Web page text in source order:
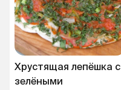
Хрустящая лепёшка с
зелёными